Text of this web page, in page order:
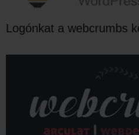
Logónkat a webcrumbs